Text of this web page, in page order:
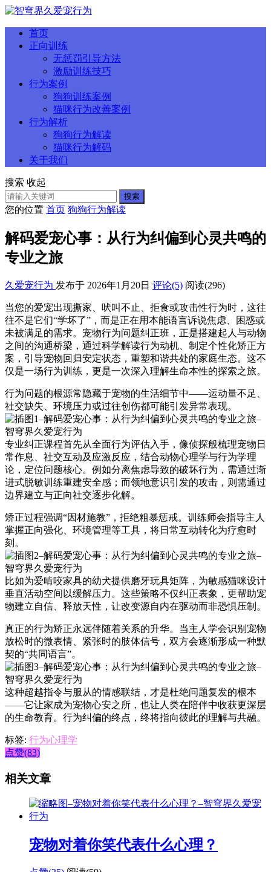
首页
正向训练
无惩罚引导方法
激励训练技巧
行为案例
狗狗训练案例
猫咪行为改善案例
行为解析
狗狗行为解读
猫咪行为解码
关于我们
搜索 收起
搜索
您的位置 首页 狗狗行为解读
解码爱宠心事：从行为纠偏到心灵共鸣的
专业之旅
久爱宠行为 发布于 2026年1月20日 评论(5) 阅读(296)
当您的爱宠出现撕家、吠叫不止、拒食或攻击性行为时，这往
往不是它们“学坏了”，而是正在用本能语言诉说焦虑、困惑或
未被满足的需求。宠物行为问题纠正班，正是搭建起人与动物
之间的沟通桥梁，通过科学解读行为动机、制定个性化矫正方
案，引导宠物回归安定状态，重塑和谐共处的家庭生态。这不
仅是一场行为训练，更是一次深入理解生命本性的探索之旅。
行为问题的根源常隐藏于宠物的生活细节中——运动量不足、
社交缺失、环境压力或过往创伤都可能引发异常表现。
专业纠正课程首先从全面行为评估入手，像侦探般梳理宠物日
常作息、社交互动及应激反应，结合动物心理学与行为学理
论，定位问题核心。例如分离焦虑导致的破坏行为，需通过渐
进式脱敏训练重建安全感；而领地意识引发的攻击，则需通过
边界建立与正向社交逐步化解。
矫正过程强调“因材施教”，拒绝粗暴惩戒。训练师会指导主人
掌握正向强化、环境管理等工具，将日常互动转化为疗愈时
刻。
比如为爱啃咬家具的幼犬提供磨牙玩具矩阵，为敏感猫咪设计
垂直活动空间以缓解压力。这些策略不仅纠正表象，更帮助宠
物建立自信、释放天性，让改变源自内在驱动而非恐惧压制。
真正的行为矫正永远伴随着关系的升华。当主人学会识别宠物
放松时的微表情、紧张时的肢体信号，双方会逐渐形成一种默
契的“共同语言”。
这种超越指令与服从的情感联结，才是杜绝问题复发的根本
——它让家成为宠物心安之所，也让人类在陪伴中收获更深层
的生命教育。行为纠偏的终点，终将指向彼此的理解与共融。
标签: 行为心理学
点赞(83)
相关文章
宠物对着你笑代表什么心理？